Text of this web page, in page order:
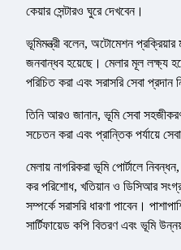
কেয়ার সেন্টারও ঘুরে দেখবেন।
ভূমিমন্ত্রী বলেন, অটোমেশন
জনবান্ধব হয়েছে। মেলার মূল লক্ষ্য
পরিচিত করা এবং সরাসরি সেবা প্রদান
তিনি আরও জানান, ভূমি সেবা
সচেতন করা এবং প্রান্তিক পর্যায়ে
মেলায় নাগরিকরা ভূমি পোর্টালে
কর পরিশোধ, খতিয়ান ও ডিসিআর
সম্পর্কে সরাসরি ধারণা পাবেন।
সার্টিফায়েড কপি বিতরণ এবং ভূমি